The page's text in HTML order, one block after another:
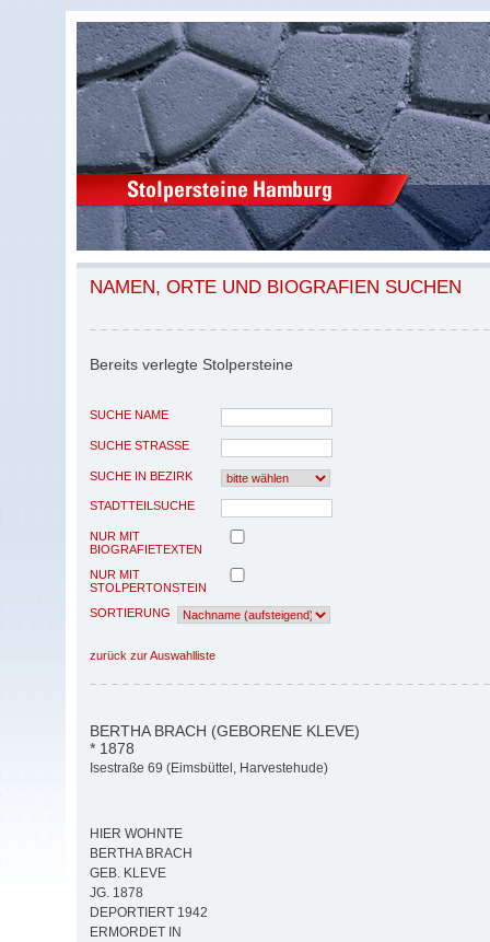
NAMEN, ORTE UND BIOGRAFIEN SUCHEN
Bereits verlegte Stolpersteine
SUCHE NAME
SUCHE STRASSE
SUCHE IN BEZIRK
STADTTEILSUCHE
NUR MIT
BIOGRAFIETEXTEN
NUR MIT
STOLPERTONSTEIN
SORTIERUNG
zurück zur Auswahlliste
BERTHA BRACH (GEBORENE KLEVE)
* 1878
Isestraße 69 (Eimsbüttel, Harvestehude)
HIER WOHNTE
BERTHA BRACH
GEB. KLEVE
JG. 1878
DEPORTIERT 1942
ERMORDET IN